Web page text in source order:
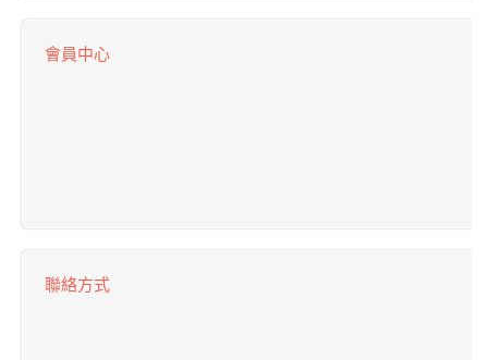
會員中心
聯絡方式